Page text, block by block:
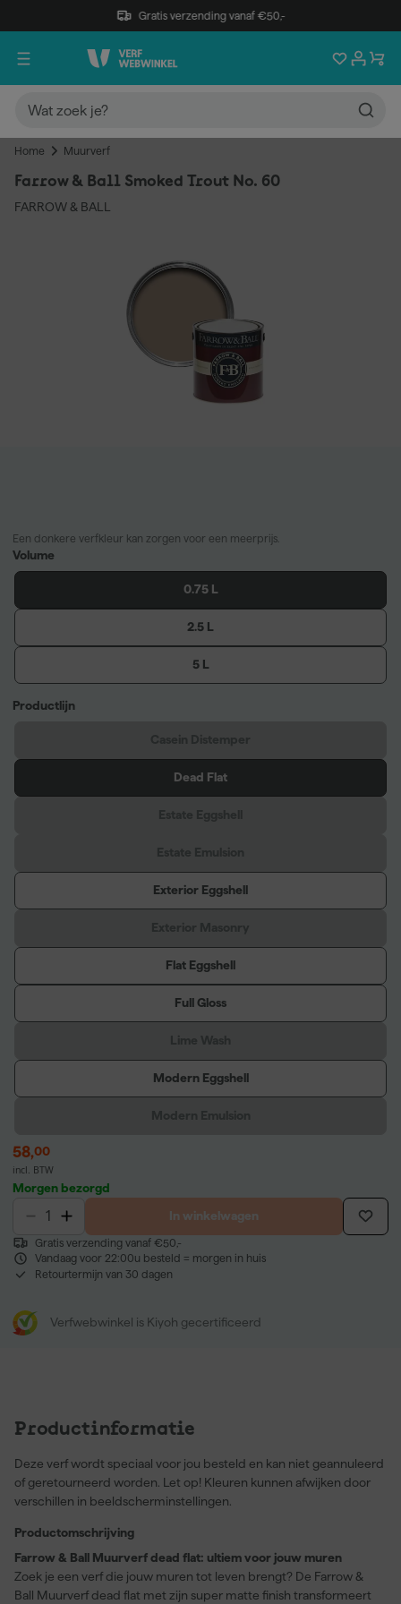
Gratis verzending vanaf €50,-
Home Muurverf
Farrow & Ball Smoked Trout No. 60
FARROW & BALL
Een donkere verfkleur kan zorgen voor een meerprijs.
Volume
0.75 L
2.5 L
5 L
Productlijn
Dead Flat
Exterior Eggshell
Flat Eggshell
Full Gloss
Modern Eggshell
58,00
incl. BTW
Morgen bezorgd
In winkelwagen
Gratis verzending vanaf €50,-
Vandaag voor 22:00u besteld = morgen in huis
Retourtermijn van 30 dagen
Verfwebwinkel is Kiyoh gecertificeerd
Productinformatie
Deze verf wordt speciaal voor jou besteld en kan niet geannuleerd
of geretourneerd worden. Let op! Kleuren kunnen afwijken door
verschillen in beeldscherminstellingen.
Productomschrijving
Farrow & Ball Muurverf dead flat: ultiem voor jouw muren
Zoek je een verf die jouw muren tot leven brengt? De Farrow &
Ball Muurverf dead flat met zijn super matte finish transformeert